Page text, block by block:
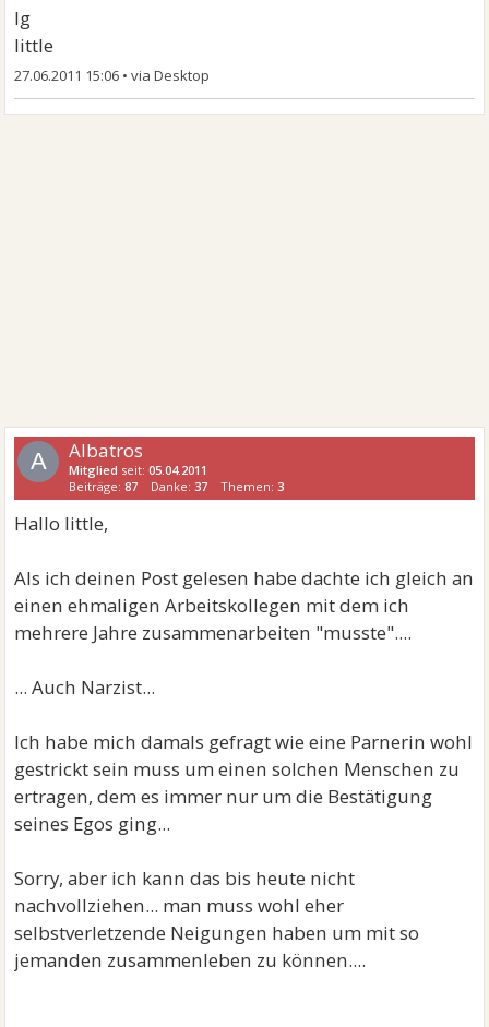
lg
little
27.06.2011 15:06 •
A Albatros
Mitglied seit:05.04.2011
Beiträge:87 Danke: 37 Themen: 3
Hallo little,
Als ich deinen Post gelesen habe dachte ich gleich an
einen ehmaligen Arbeitskollegen mit dem ich
mehrere Jahre zusammenarbeiten "musste"....
... Auch Narzist...
Ich habe mich damals gefragt wie eine Parnerin wohl
gestrickt sein muss um einen solchen Menschen zu
ertragen, dem es immer nur um die Bestätigung
seines Egos ging...
Sorry, aber ich kann das bis heute nicht
nachvollziehen... man muss wohl eher
selbstverletzende Neigungen haben um mit so
jemanden zusammenleben zu können....